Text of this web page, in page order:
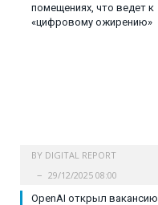
помещениях, что ведет к
«цифровому ожирению»
BY DIGITAL REPORT
29/12/2025 08:00
OpenAI открыл вакансию